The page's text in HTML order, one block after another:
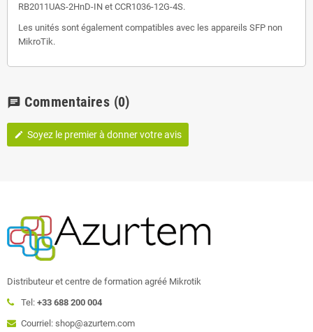
RB2011UAS-2HnD-IN et CCR1036-12G-4S.
Les unités sont également compatibles avec les appareils SFP non
MikroTik.
chat Commentaires (0)
edit Soyez le premier à donner votre avis
Distributeur et centre de formation agréé Mikrotik
Tel: +33 688 200 004
Courriel: shop@azurtem.com